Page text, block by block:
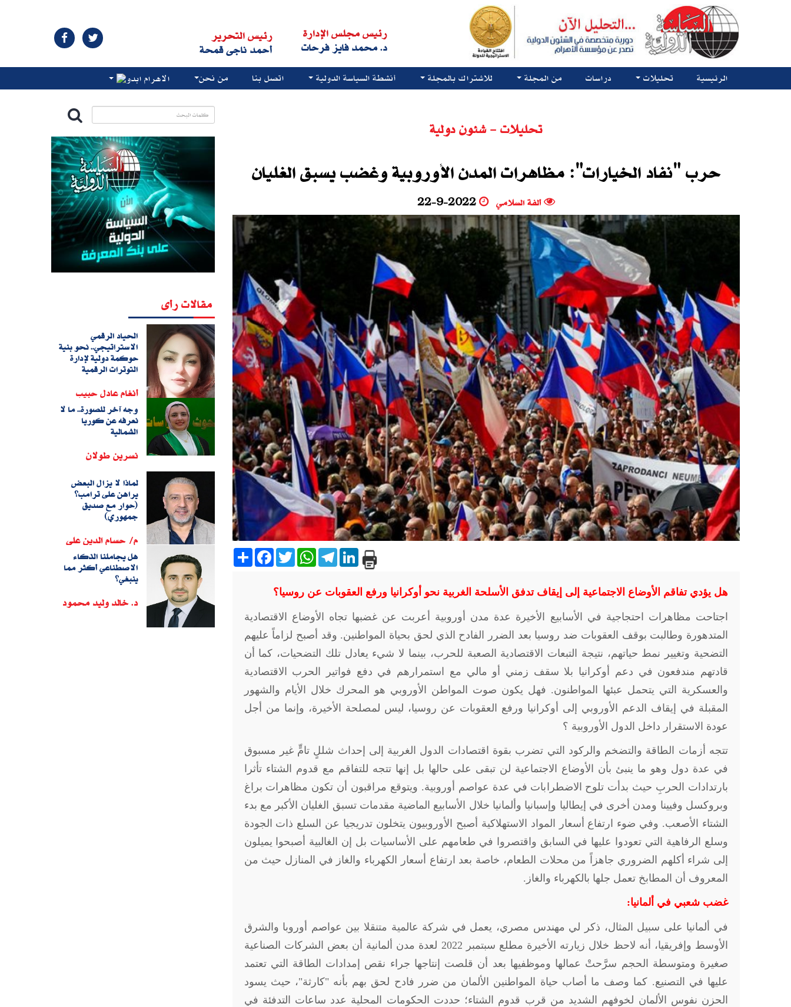
رئيس مجلس الإدارة
د. محمد فايز فرحات
رئيس التحرير
أحمد ناجى قمحة
الرئيسية تحليلات دراسات من المجلة للاشتراك بالمجلة أنشطة السياسة الدولية اتصل بنا من نحن الاهرام ابدو
تحليلات - شئون دولية
حرب "نفاد الخيارات": مظاهرات المدن الأوروبية وغضب يسبق الغليان
ألفة السلامي 22-9-2022
ShareFacebook
TwitterWhatsAppTelegramLinkedIn
هل يؤدي تفاقم الأوضاع الاجتماعية إلى إيقاف تدفق الأسلحة الغربية نحو أوكرانيا ورفع العقوبات عن روسيا؟
اجتاحت مظاهرات احتجاجية في الأسابيع الأخيرة عدة مدن أوروبية أعربت عن غضبها تجاه الأوضاع الاقتصادية
المتدهورة وطالبت بوقف العقوبات ضد روسيا بعد الضرر الفادح الذي لحق بحياة المواطنين. وقد أصبح لزاماً عليهم
التضحية وتغيير نمط حياتهم، نتيجة التبعات الاقتصادية الصعبة للحرب، بينما لا شيء يعادل تلك التضحيات، كما أن
قادتهم مندفعون في دعم أوكرانيا بلا سقف زمني أو مالي مع استمرارهم في دفع فواتير الحرب الاقتصادية
والعسكرية التي يتحمل عبئها المواطنون. فهل يكون صوت المواطن الأوروبي هو المحرك خلال الأيام والشهور
المقبلة في إيقاف الدعم الأوروبي إلى أوكرانيا ورفع العقوبات عن روسيا، ليس لمصلحة الأخيرة، وإنما من أجل
عودة الاستقرار داخل الدول الأوروبية ؟
تتجه أزمات الطاقة والتضخم والركود التي تضرب بقوة اقتصادات الدول الغربية إلى إحداث شللٍ تامٍّ غير مسبوق
في عدة دول وهو ما ينبئ بأن الأوضاع الاجتماعية لن تبقى على حالها بل إنها تتجه للتفاقم مع قدوم الشتاء تأثرا
بارتدادات الحربِ حيث بدأت تلوح الاضطرابات في عدة عواصم أوروبية. ويتوقع مراقبون أن تكون مظاهرات براغ
وبروكسل وفيينا ومدن أخرى في إيطاليا وإسبانيا وألمانيا خلال الأسابيع الماضية مقدمات تسبق الغليان الأكبر مع بدء
الشتاء الأصعب. وفي ضوء ارتفاع أسعار المواد الاستهلاكية أصبح الأوروبيون يتخلون تدريجيا عن السلع ذات الجودة
وسلع الرفاهية التي تعودوا عليها في السابق واقتصروا في طعامهم على الأساسيات بل إن الغالبية أصبحوا يميلون
إلى شراء أكلهم الضروري جاهزاً من محلات الطعام، خاصة بعد ارتفاع أسعار الكهرباء والغاز في المنازل حيث من
المعروف أن المطابخ تعمل جلها بالكهرباء والغاز.
غضب شعبي في ألمانيا:
في ألمانيا على سبيل المثال، ذكر لي مهندس مصري، يعمل في شركة عالمية متنقلا بين عواصم أوروبا والشرق
الأوسط وإفريقيا، أنه لاحظ خلال زيارته الأخيرة مطلع سبتمبر 2022 لعدة مدن ألمانية أن بعض الشركات الصناعية
صغيرة ومتوسطة الحجم سرَّحتْ عمالها وموظفيها بعد أن قلصت إنتاجها جراء نقص إمدادات الطاقة التي تعتمد
عليها في التصنيع. كما وصف ما أصاب حياة المواطنين الألمان من ضرر فادح لحق بهم بأنه "كارثة"، حيث يسود
الحزن نفوس الألمان لخوفهم الشديد من قرب قدوم الشتاء؛ حددت الحكومات المحلية عدد ساعات التدفئة في
مقالات رأى
الحياد الرقمي
الاستراتيجي.. نحو بنية
حوكمة دولية لإدارة
التوترات الرقمية
أنغام عادل حبيب
وجه آخر للصورة.. ما لا
نعرفه عن كوريا
الشمالية
نسرين طولان
لماذا لا يزال البعض
يراهن على ترامب؟
(حوار مع صديق
جمهوري)
م/ حسام الدين على
هل يجاملنا الذكاء
الاصطناعي أكثر مما
ينبغي؟
د. خالد وليد محمود